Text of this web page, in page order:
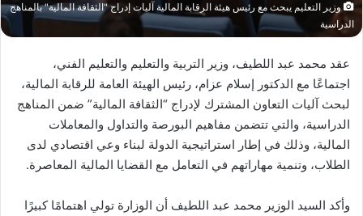
وزير التعليم يبحث مع رئيس هيئة الرقابة المالية آليات إدراج "الثقافة المالية" بالمناهج
الدراسية
عقد محمد عبد اللطيف، وزير التربية والتعليم والتعليم الفني،
اجتماعًا مع الدكتور إسلام عزام، رئيس الهيئة العامة للرقابة المالية،
لبحث آليات التعاون المشترك لإدراج “الثقافة المالية” ضمن المناهج
الدراسية، والتي تتضمن مفاهيم البورصة والتداول والمعاملات
المالية، وذلك في إطار استراتيجية الدولة لبناء وعي اقتصادي لدى
الطلاب، وتنمية مهاراتهم في التعامل مع القضايا المالية المعاصرة.
وأكد السيد الوزير محمد عبد اللطيف أن الوزارة تولي اهتمامًا كبيرًا